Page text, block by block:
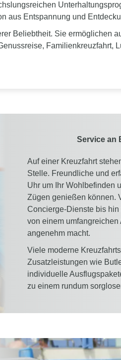
aus Entspannung und
Beliebtheit. Sie ermöglichen
Familienkreuzfahrt,
Service an
Auf einer Kreuzfahrt
Stelle. Freundliche und
Uhr um Ihr Wohlbefinden
Zügen genießen können.
Concierge-Dienste bis
von einem
angenehm macht.
Viele moderne
Zusatzleistungen wie
individuelle
zu einem rundum